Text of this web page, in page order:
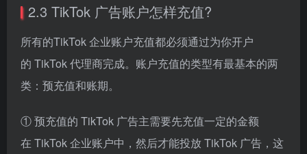
2.3 TikTok 广告账户怎样充值?
所有的TikTok 企业账户充值都必须通过为你开户
的 TikTok 代理商完成。账户充值的类型有最基本的两
类：预充值和账期。
① 预充值的 TikTok 广告主需要先充值一定的金额
在 TikTok 企业账户中，然后才能投放 TikTok 广告，这